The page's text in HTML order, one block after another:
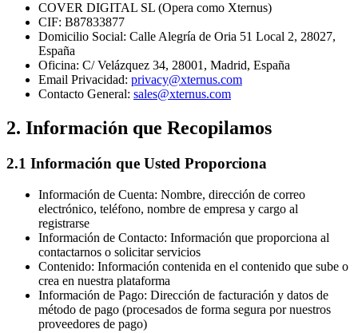
COVER DIGITAL SL (Opera como Xternus)
CIF: B87833877
Domicilio Social: Calle Alegría de Oria 51 Local 2, 28027,
España
Oficina: C/ Velázquez 34, 28001, Madrid, España
Email Privacidad: privacy@xternus.com
Contacto General: sales@xternus.com
2. Información que Recopilamos
2.1 Información que Usted Proporciona
Información de Cuenta: Nombre, dirección de correo
electrónico, teléfono, nombre de empresa y cargo al
registrarse
Información de Contacto: Información que proporciona al
contactarnos o solicitar servicios
Contenido: Información contenida en el contenido que sube o
crea en nuestra plataforma
Información de Pago: Dirección de facturación y datos de
método de pago (procesados de forma segura por nuestros
proveedores de pago)